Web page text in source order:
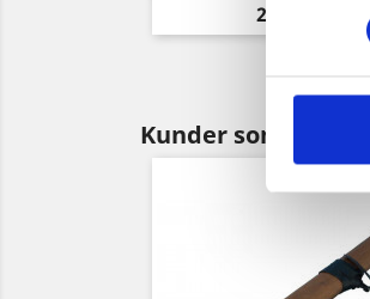
Pris
2 160,00 kr
Kunder som köpt